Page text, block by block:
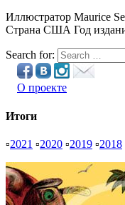
Иллюстратор Maurice
Страна США Год
Search for:
О проекте
Итоги
▫2021 ▫2020 ▫2019 ▫2018